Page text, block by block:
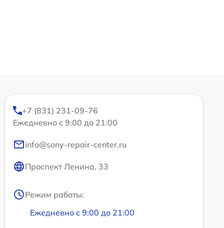
+7 (831) 231-09-76
Ежедневно с 9:00 до 21:00
info@sony-repair-center.ru
Проспект Ленина, 33
Режим работы:
Ежедневно с 9:00 до 21:00